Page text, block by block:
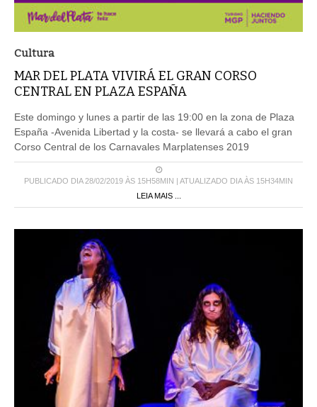
Cultura
MAR DEL PLATA VIVIRÁ EL GRAN CORSO
CENTRAL EN PLAZA ESPAÑA
Este domingo y lunes a partir de las 19:00 en la zona de Plaza
España -Avenida Libertad y la costa- se llevará a cabo el gran
Corso Central de los Carnavales Marplatenses 2019
PUBLICADO DIA 28/02/2019 ÀS 15H58MIN | ATUALIZADO DIA ÀS 15H34MIN
LEIA MAIS ...